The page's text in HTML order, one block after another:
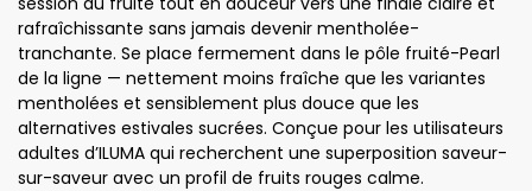
rafraîchissante sans jamais devenir mentholée-
tranchante. Se place fermement dans le pôle fruité-Pearl
de la ligne — nettement moins fraîche que les variantes
mentholées et sensiblement plus douce que les
alternatives estivales sucrées. Conçue pour les utilisateurs
adultes d’ILUMA qui recherchent une superposition saveur-
sur-saveur avec un profil de fruits rouges calme.